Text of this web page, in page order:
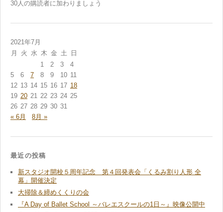
ド
30人の購読者に加わりましょう
2021年7月
月
火 水 木 金 土
日
1
2 3
4
5
6 7 8 9 10 11
12 13 14 15 16 17 18
19 20 21 22 23 24 25
26 27 28 29 30 31
« 6月
8月 »
最近の投稿
新スタジオ開校５周年記念 第４回発表会「くるみ割り人形 全
幕」開催決定
大掃除＆締めくくりの会
『A Day of Ballet School ～バレエスクールの1日～』映像公開中